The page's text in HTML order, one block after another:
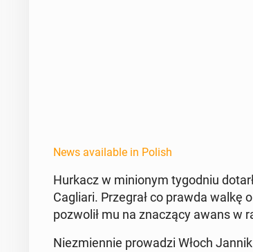
News available in Polish
Hurkacz w min­ionym ty­god­niu
Cagliari. Prze­grał co prawda walkę
poz­wolił mu na znaczą­cy awans w
Niezmi­en­nie prowadzi Włoch